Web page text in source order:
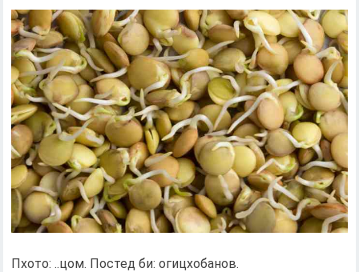
Пхото: ..цом. Постед би: огицхобанов.